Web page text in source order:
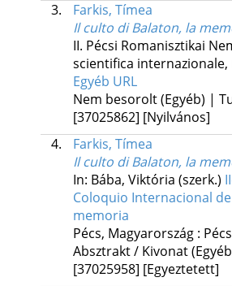
3.
Farkis, Tímea
Il culto di Balaton, la
II. Pécsi Romanisztikai
scientifica internazionale,
Egyéb URL
Nem besorolt (Egyéb) |
[37025862] [Nyilvános]
4.
Farkis, Tímea
Il culto di Balaton, la
In: Bába, Viktória (szerk.)
Coloquio Internacional
memoria
Pécs, Magyarország :
Absztrakt / Kivonat
[37025958] [Egyeztetett]